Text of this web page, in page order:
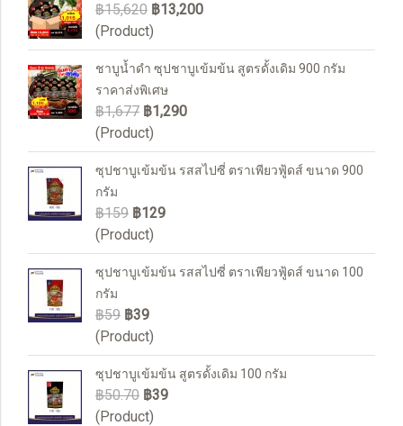
฿15,620 ฿13,200
(Product)
ชาบูน้ำดำ ซุปชาบูเข้มข้น สูตรดั้งเดิม 900 กรัม
ราคาส่งพิเศษ
฿1,677 ฿1,290
(Product)
ซุปชาบูเข้มข้น รสสไปซี่ ตราเพียวฟู้ดส์ ขนาด 900
กรัม
฿159 ฿129
(Product)
ซุปชาบูเข้มข้น รสสไปซี่ ตราเพียวฟู้ดส์ ขนาด 100
กรัม
฿59 ฿39
(Product)
ซุปชาบูเข้มข้น สูตรดั้งเดิม 100 กรัม
฿50.70 ฿39
(Product)